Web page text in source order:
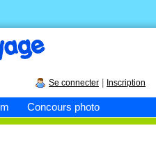
Concours photo
Se connecter Inscription